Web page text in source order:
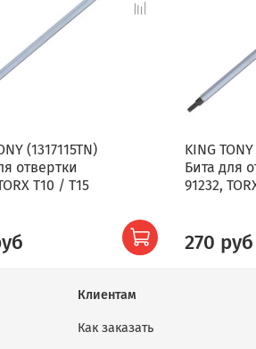
(1317115TN)
отвертки
T10 / T15
KING
Бита для
91232,
270 руб
Клиентам
Как заказать